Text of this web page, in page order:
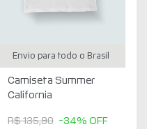
Envio para todo o Brasil
Camiseta Summer
California
R$ 135,90 -34% OFF